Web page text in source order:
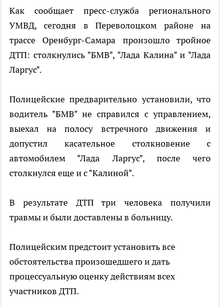
Как сообщает пресс-служба регионального
УМВД, сегодня в Переволоцком районе на
трассе Оренбург-Самара произошло тройное
ДТП: столкнулись "БМВ", "Лада Калина" и "Лада
Ларгус".
Полицейские предварительно установили, что
водитель "БМВ" не справился с управлением,
выехал на полосу встречного движения и
допустил касательное столкновение с
автомобилем "Лада Ларгус", после чего
столкнулся еще и с "Калиной".
В результате ДТП три человека получили
травмы и были доставлены в больницу.
Полицейским предстоит установить все
обстоятельства произошедшего и дать
процессуальную оценку действиям всех
участников ДТП.